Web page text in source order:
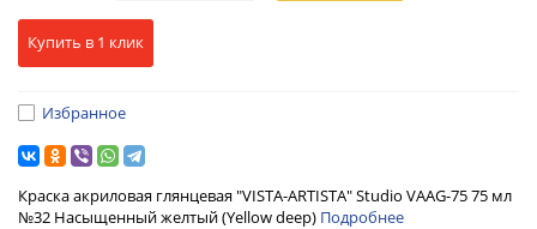
Купить в 1 клик
Избранное
Краска акриловая глянцевая "VISTA-ARTISTA" Studio VAAG-75 75 мл
№32 Насыщенный желтый (Yellow deep) Подробнее